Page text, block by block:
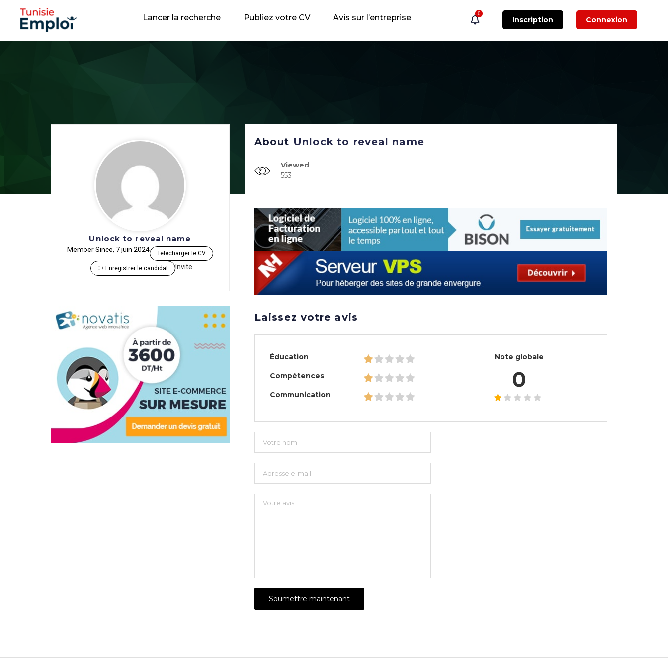
Lancer la recherche Publiez votre CV Avis sur l’entreprise 0
Inscription Connexion
Unlock to reveal name
Member Since, 7 juin 2024 Télécharger le CV
Enregistrer le candidat Invite
About Unlock to reveal name
Viewed
553
Laissez votre avis
Éducation
Compétences
Communication
Note globale
0